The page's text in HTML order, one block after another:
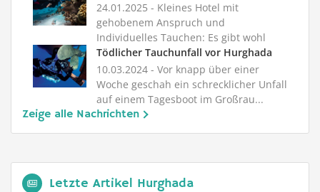
24.01.2025 - Kleines Hotel mit
gehobenem Anspruch und
Individuelles Tauchen: Es gibt wohl
kaum einen Or...
Tödlicher Tauchunfall vor Hurghada
10.03.2024 - Vor knapp über einer
Woche geschah ein schrecklicher Unfall
auf einem Tagesboot im Großrau...
Zeige alle Nachrichten
Letzte Artikel Hurghada